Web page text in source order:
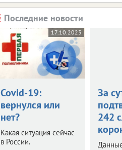
Последние новости
17.10.2023
Covid-19:
вернулся или
нет?
Какая ситуация сейчас
в России.
За
242